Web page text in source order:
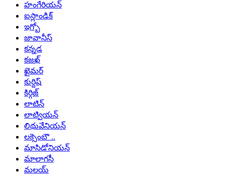
హంగేరియన్
ఐస్లాండిక్
ఇగ్బో
జావానీస్
కన్నడ
కజఖ్
ఖైమర్
కుర్దిష్
కిర్గిజ్
లాటిన్
లాట్వియన్
లిథువేనియన్
లక్సెంబౌ ..
మాసిడోనియన్
మాలాగసీ
మలయ్